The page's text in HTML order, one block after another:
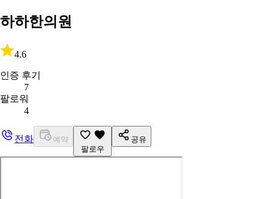
하하한의원
4.6
인증 후기
7
팔로워
4
전화
예약
팔로우
공유